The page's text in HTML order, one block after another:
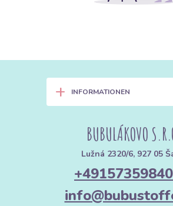
+ INFORMATIONEN
BUBULÁKOVO
Lužná 2320/6, 927 05